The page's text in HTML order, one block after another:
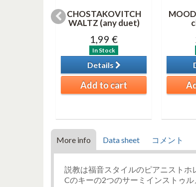
CHOSTAKOVITCH
WALTZ (any duet)
1,99 €
In Stock
Details
Add to cart
More info Data sheet コメント
説教は福音スタイルのピアニストホ
Cのキーの2つのサーミインストゥ